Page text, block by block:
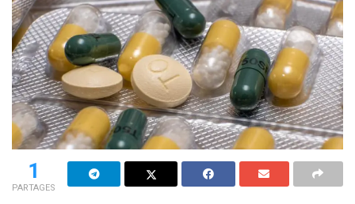
1
PARTAGES